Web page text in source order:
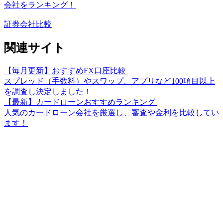
会社をランキング！
証券会社比較
関連サイト
【毎月更新】おすすめFX口座比較
スプレッド（手数料）やスワップ、アプリなど100項目以上
を調査し決定しました！
【最新】カードローンおすすめランキング
人気のカードローン会社を厳選し、審査や金利を比較してい
ます！